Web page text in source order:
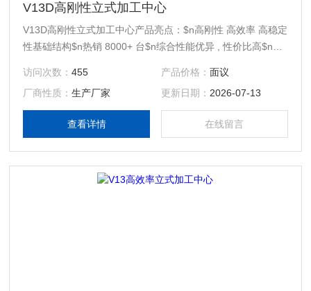
V13D高刚性立式加工中心
V13D高刚性立式加工中心产品亮点：$n高刚性 高效率 高稳定
性基础结构$n热销 8000+ 台$n综合性能优异 , 性价比高$n经
同等大小机床中具备更好的加工刚性。$n底座采用大跨距底座
结构，搭配2条45mm滚柱线轨，为机器提供非常强的承载
力，同时满足重切削时的高刚性需求。
访问次数：455 产品价格： 面议
厂商性质：生产厂家 更新日期： 2026-07-13
查看详情 在线留言